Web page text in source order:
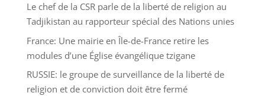
Le chef de la CSR parle de la liberté de religion au
Tadjikistan au rapporteur spécial des Nations unies
France: Une mairie en Île-de-France retire les
modules d’une Église évangélique tzigane
RUSSIE: le groupe de surveillance de la liberté de
religion et de conviction doit être fermé